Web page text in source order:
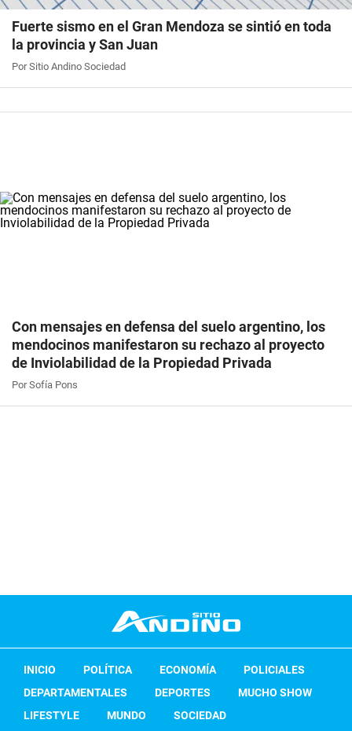
Fuerte sismo en el Gran Mendoza se sintió en toda
la provincia y San Juan
Por Sitio Andino Sociedad
Con mensajes en defensa del suelo argentino, los
mendocinos manifestaron su rechazo al proyecto
de Inviolabilidad de la Propiedad Privada
Por Sofía Pons
INICIO POLÍTICA ECONOMÍA
POLICIALES
DEPARTAMENTALES
DEPORTES
MUCHO SHOW
LIFESTYLE
MUNDO SOCIEDAD